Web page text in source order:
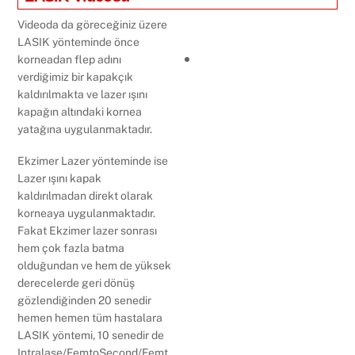
Videoda da göreceğiniz üzere
LASIK yönteminde önce
korneadan flep adını
verdiğimiz bir kapakçık
kaldırılmakta ve lazer ışını
kapağın altındaki kornea
yatağına uygulanmaktadır.
Ekzimer Lazer yönteminde ise
Lazer ışını kapak
kaldırılmadan direkt olarak
korneaya uygulanmaktadır.
Fakat Ekzimer lazer sonrası
hem çok fazla batma
olduğundan ve hem de yüksek
derecelerde geri dönüş
gözlendiğinden 20 senedir
hemen hemen tüm hastalara
LASIK yöntemi, 10 senedir de